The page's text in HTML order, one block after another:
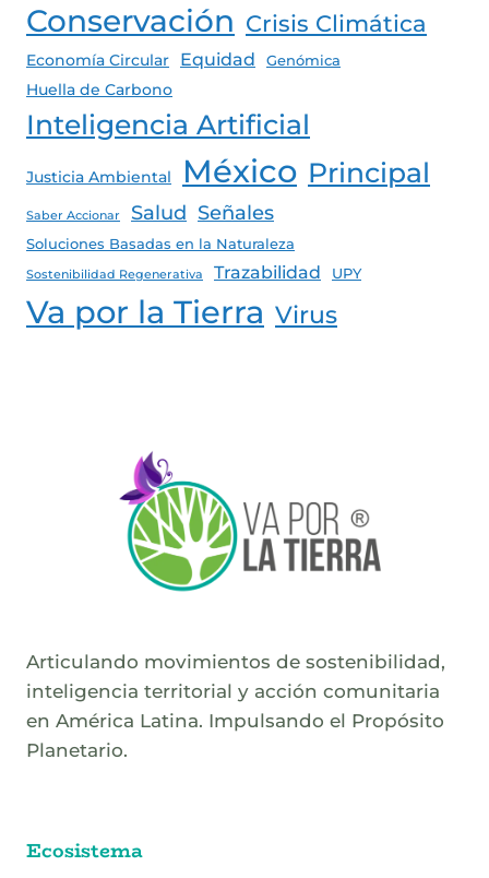
Conservación Crisis Climática
Economía Circular Equidad Genómica
Huella de Carbono
Inteligencia Artificial
Justicia Ambiental México Principal
Saber Accionar Salud Señales
Soluciones Basadas en la Naturaleza
Sostenibilidad Regenerativa Trazabilidad UPY
Va por la Tierra Virus
Articulando movimientos de sostenibilidad,
inteligencia territorial y acción comunitaria
en América Latina. Impulsando el Propósito
Planetario.
Ecosistema